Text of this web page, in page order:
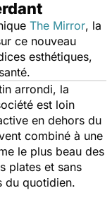
The Mirror, la
ce nouveau
esthétiques,
arrondi, la
est loin
en dehors du
combiné à une
le plus beau des
plates et sans
du quotidien.